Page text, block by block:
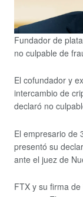
Fundador de
no culpable de
El cofundador y
intercambio de
declaró no
El empresario de
presentó su
ante el juez de
FTX y su firma